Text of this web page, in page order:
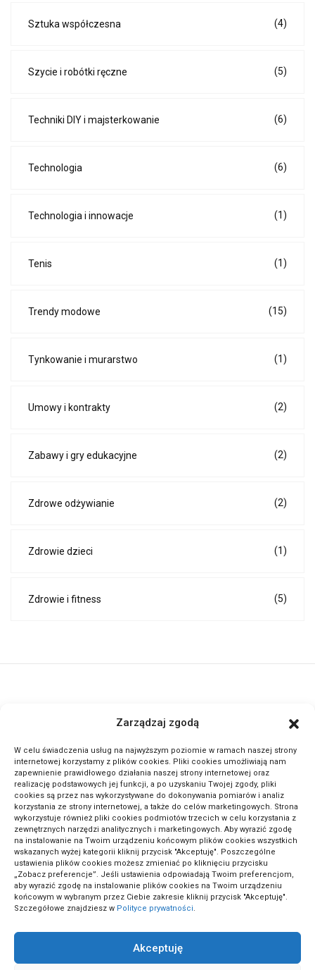
Zarządzaj zgodą
W celu świadczenia usług na najwyższym poziomie w ramach naszej strony
internetowej korzystamy z plików cookies. Pliki cookies umożliwiają nam
zapewnienie prawidłowego działania naszej strony internetowej oraz
realizację podstawowych jej funkcji, a po uzyskaniu Twojej zgody, pliki
cookies są przez nas wykorzystywane do dokonywania pomiarów i analiz
korzystania ze strony internetowej, a także do celów marketingowych. Strona
wykorzystuje również pliki cookies podmiotów trzecich w celu korzystania z
zewnętrznych narzędzi analitycznych i marketingowych. Aby wyrazić zgodę
na instalowanie na Twoim urządzeniu końcowym plików cookies wszystkich
wskazanych wyżej kategorii kliknij przycisk "Akceptuję". Poszczególne
ustawienia plików cookies możesz zmieniać po kliknięciu przycisku
„Zobacz preferencje”. Jeśli ustawienia odpowiadają Twoim preferencjom,
aby wyrazić zgodę na instalowanie plików cookies na Twoim urządzeniu
końcowym w wybranym przez Ciebie zakresie kliknij przycisk "Akceptuję".
Szczegółowe znajdziesz w Polityce prywatności.
Akceptuję
Sztuka współczesna (4)
Szycie i robótki ręczne (5)
Techniki DIY i majsterkowanie (6)
Technologia (6)
Technologia i innowacje (1)
Tenis (1)
Trendy modowe (15)
Tynkowanie i murarstwo (1)
Umowy i kontrakty (2)
Zabawy i gry edukacyjne (2)
Zdrowe odżywianie (2)
Zdrowie dzieci (1)
Zdrowie i fitness (5)
informacji na przeróżne tematy. Dołącz do naszej społeczności,
METODA ODWRÓCONEJ LEKCJI: SEKRET GENIALNYCH
UCZNIÓW!